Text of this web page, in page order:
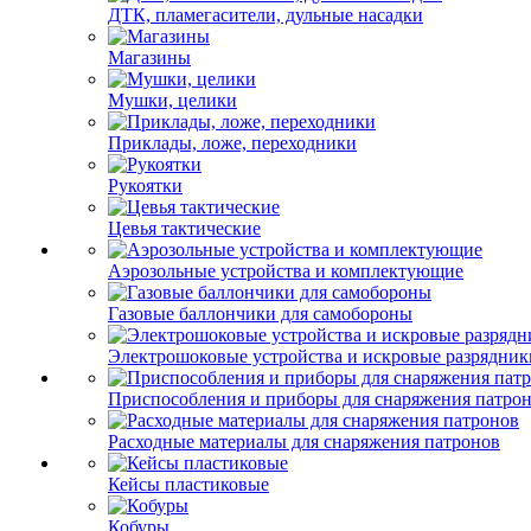
ДТК, пламегасители, дульные насадки
Магазины
Мушки, целики
Приклады, ложе, переходники
Рукоятки
Цевья тактические
Аэрозольные устройства и комплектующие
Газовые баллончики для самобороны
Электрошоковые устройства и искровые
Приспособления и приборы для снаряжения
Расходные материалы для снаряжения патронов
Кейсы пластиковые
Кобуры